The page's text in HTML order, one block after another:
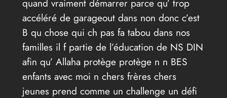
quand vraiment démarrer parce qu’ trop
accéléré de garageout dans non donc c’est
B qu chose qui ch pas fa tabou dans nos
familles il f partie de l’éducation de NS DIN
afin qu’ Allaha protège protège n n BES
enfants avec moi n chers frères chers
jeunes prend comme un challenge un défi